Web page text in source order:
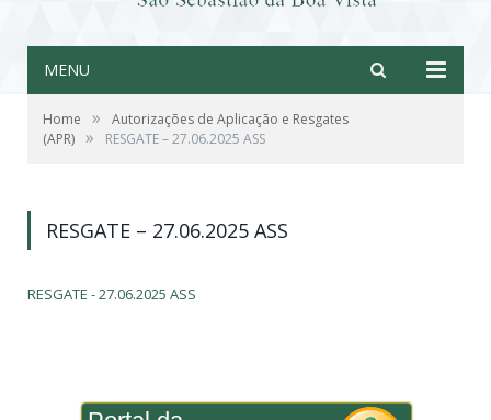
MENU
Home »
Autorizações de Aplicação e Resgates
(APR) » RESGATE – 27.06.2025 ASS
RESGATE – 27.06.2025 ASS
RESGATE - 27.06.2025 ASS